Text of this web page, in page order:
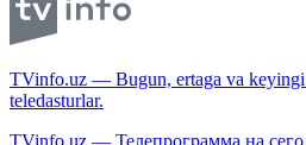
TVinfo.uz — Bugun, ertaga va keyingi
teledasturlar.